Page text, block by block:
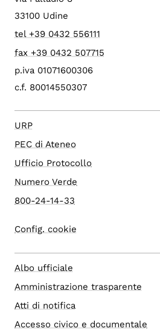
33100 Udine
tel +39 0432 556111
fax +39 0432 507715
p.iva 01071600306
c.f. 80014550307
URP
PEC di Ateneo
Ufficio Protocollo
Numero Verde
800-24-14-33
Config. cookie
Albo ufficiale
Amministrazione trasparente
Atti di notifica
Accesso civico e documentale